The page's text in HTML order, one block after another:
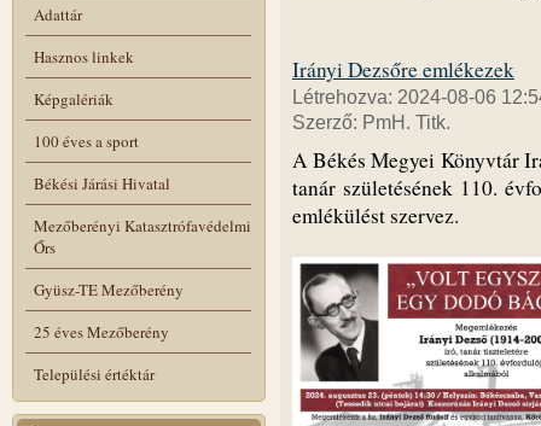
Adattár
Hasznos linkek
Képgalériák
100 éves a sport
Békési Járási Hivatal
Mezőberényi Katasztrófavédelmi
Őrs
Gyüsz-TE Mezőberény
25 éves Mezőberény
Települési értéktár
Irányi Dezsőre emlékezek
Létrehozva: 2024-08-06
Szerző: PmH. Titk.
A Békés Megyei Könyvtár
tanár születésének 110.
emlékülést szervez.